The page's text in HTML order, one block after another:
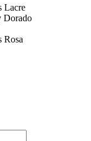
Lacre
Dorado
Rosa